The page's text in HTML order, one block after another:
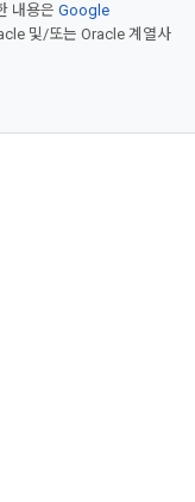
내용은 Google
및/또는 Oracle 계열사